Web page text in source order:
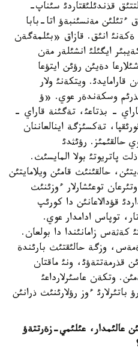
قذندئلئقتاردئ سئناپ-
ءتئلئن مةنسئنبةؤ اتا-بابا
انئق. قازاق «بئلمةگةن
ايگئلئ انشئلةر مةن
دةيئن رؤئن ايتؤعا
قارامايدئ. ويتكةنئ ولار
وسكةندةر عوي. «ؤ
- بذتاعئ، تةگئنة قاراي -
تةكسئزگة اينالعاننان
حالقئمئز. رؤئثدئ
پاتريوتئ بولا المايسئث.
حالقئنئث قامئن ويلامايتئن
توعئشارلار ءوزئنئث
قؤدالاعانئن دا كورئپ
توپاس ادامدار عوي.
كةثةس زامانئندا دا بولعان.
وزگة حالئقتئث بارئندة
قذرمةتتةؤئ، ونئ ماقتان
وتكةن عاسئرلارداعئ
باتئرلارئ ءوز رؤلارئنئث ذرانئن
عئلئمي-زةرتتةؤ